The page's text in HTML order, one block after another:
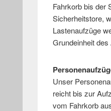
Fahrkorb bis der
Sicherheitstore,
Lastenaufzüge
Grundeinheit
Unser
reicht bis zur
vom Fahrkorb